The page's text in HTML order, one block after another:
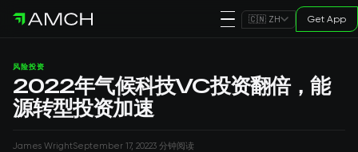
🇨🇳 ZH Get App
风险投资
2022年气候科技VC投资翻倍，能
源转型投资加速
James WrightSeptember 17, 20223 分钟阅读